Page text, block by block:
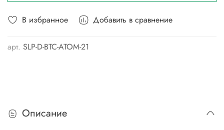
В избранное Добавить в сравнение
арт. SLP-D-BTC-ATOM-21
Описание